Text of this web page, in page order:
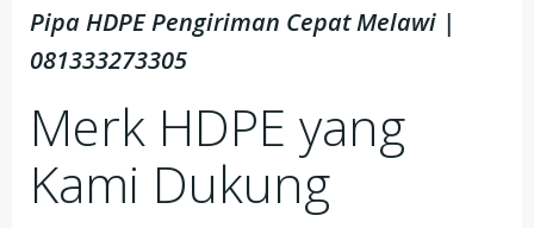
Pipa HDPE Pengiriman Cepat Melawi |
081333273305
Merk HDPE yang
Kami Dukung